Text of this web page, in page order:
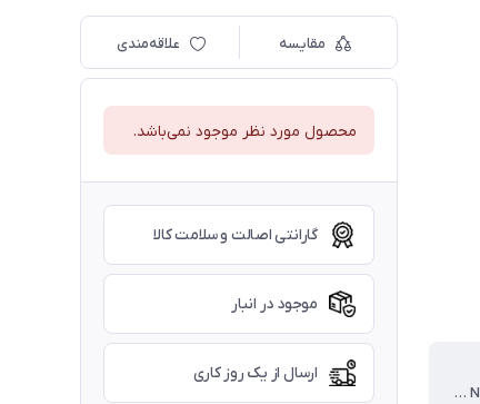
512GB PCIe NVMe M.2 SSD
مقایسه علاقه‌مندی
محصول مورد نظر موجود نمی‌باشد.
گارانتی اصالت و سلامت کالا
موجود در انبار
ارسال از یک روز کاری